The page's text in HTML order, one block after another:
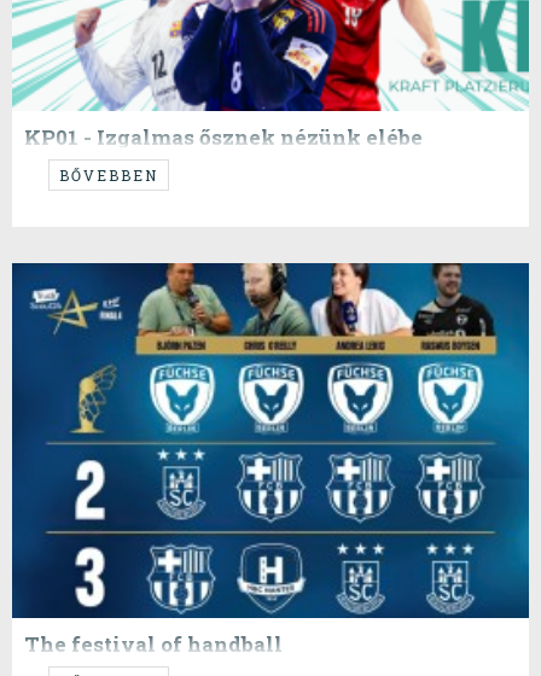
KP01 - Izgalmas ősznek nézünk elébe
...ez a megérzésem...
BŐVEBBEN
The festival of handball